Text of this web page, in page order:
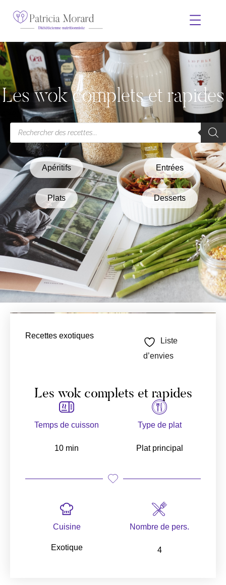
Les wok complets et rapides
Apéritifs Entrées
Plats Desserts
Recettes exotiques
Liste
d’envies
Les wok complets et rapides
Temps de cuisson
10 min
Type de plat
Plat principal
Cuisine
Exotique
Nombre de pers.
4